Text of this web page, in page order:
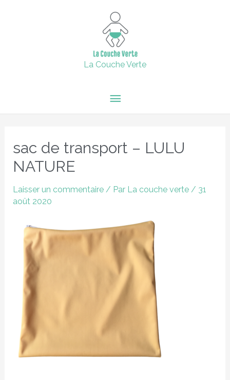
le code : 2024 + Livraison offerte en point relais dès 60€
d'achats.
Fermer
La Couche Verte
Menu
principal
sac de transport – LULU
NATURE
Laisser un commentaire / Par La couche verte / 31
août 2020
articles